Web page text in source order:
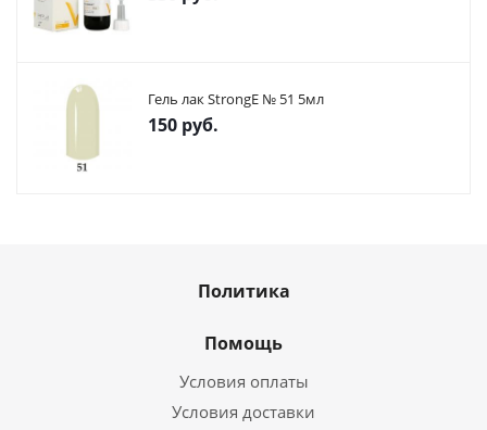
Гель лак StrongE № 51 5мл
150 руб.
Политика
Помощь
Условия оплаты
Условия доставки